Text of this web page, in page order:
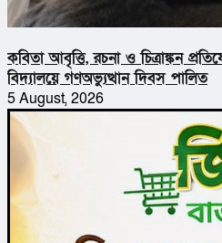
কবিতা আবৃত্তি, রচনা ও চিত্রাঙ্কন
বিদ্যালয়ে গণঅভ্যুত্থান দিবস পালিত
5 August, 2026